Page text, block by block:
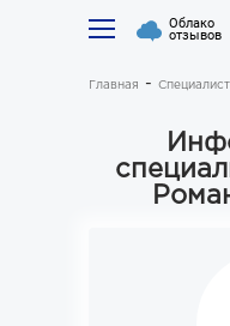
Облако
отзывов
Главная